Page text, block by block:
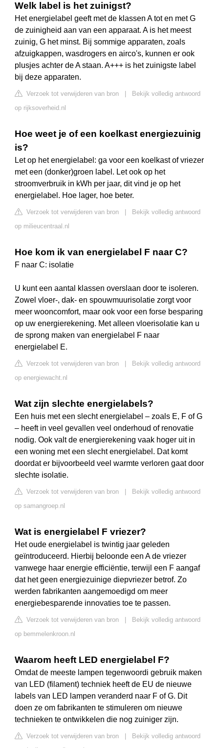
Welk label is het zuinigst?
Het energielabel geeft met de klassen A tot en met G
de zuinigheid aan van een apparaat. A is het meest
zuinig, G het minst. Bij sommige apparaten, zoals
afzuigkappen, wasdrogers en airco's, kunnen er ook
plusjes achter de A staan. A+++ is het zuinigste label
bij deze apparaten.
Verzoek tot verwijderen van bron
Bekijk volledig antwoord
op rijksoverheid.nl
Hoe weet je of een koelkast energiezuinig
is?
Let op het energielabel: ga voor een koelkast of vriezer
met een (donker)groen label. Let ook op het
stroomverbruik in kWh per jaar, dit vind je op het
energielabel. Hoe lager, hoe beter.
Verzoek tot verwijderen van bron
Bekijk volledig antwoord
op milieucentraal.nl
Hoe kom ik van energielabel F naar C?
F naar C: isolatie
U kunt een aantal klassen overslaan door te isoleren.
Zowel vloer-, dak- en spouwmuurisolatie zorgt voor
meer wooncomfort, maar ook voor een forse besparing
op uw energierekening. Met alleen vloerisolatie kan u
de sprong maken van energielabel F naar
energielabel E.
Verzoek tot verwijderen van bron
Bekijk volledig antwoord
op energiewacht.nl
Wat zijn slechte energielabels?
Een huis met een slecht energielabel – zoals E, F of G
– heeft in veel gevallen veel onderhoud of renovatie
nodig. Ook valt de energierekening vaak hoger uit in
een woning met een slecht energielabel. Dat komt
doordat er bijvoorbeeld veel warmte verloren gaat door
slechte isolatie.
Verzoek tot verwijderen van bron
Bekijk volledig antwoord
op samangroep.nl
Wat is energielabel F vriezer?
Het oude energielabel is twintig jaar geleden
geïntroduceerd. Hierbij beloonde een A de vriezer
vanwege haar energie efficiëntie, terwijl een F aangaf
dat het geen energiezuinige diepvriezer betrof. Zo
werden fabrikanten aangemoedigd om meer
energiebesparende innovaties toe te passen.
Verzoek tot verwijderen van bron
Bekijk volledig antwoord
op bemmelenkroon.nl
Waarom heeft LED energielabel F?
Omdat de meeste lampen tegenwoordi gebruik maken
van LED (filament) techniek heeft de EU de nieuwe
labels van LED lampen veranderd naar F of G. Dit
doen ze om fabrikanten te stimuleren om nieuwe
technieken te ontwikkelen die nog zuiniger zijn.
Verzoek tot verwijderen van bron
Bekijk volledig antwoord